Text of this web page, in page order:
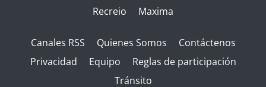
Recreio
Maxima
Canales RSS Quienes Somos
Contáctenos
Privacidad
Equipo
Reglas de participación
Tránsito